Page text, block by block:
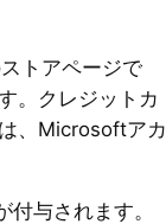
トアページで
。クレジットカ
、Microsoftアカ
与されます。